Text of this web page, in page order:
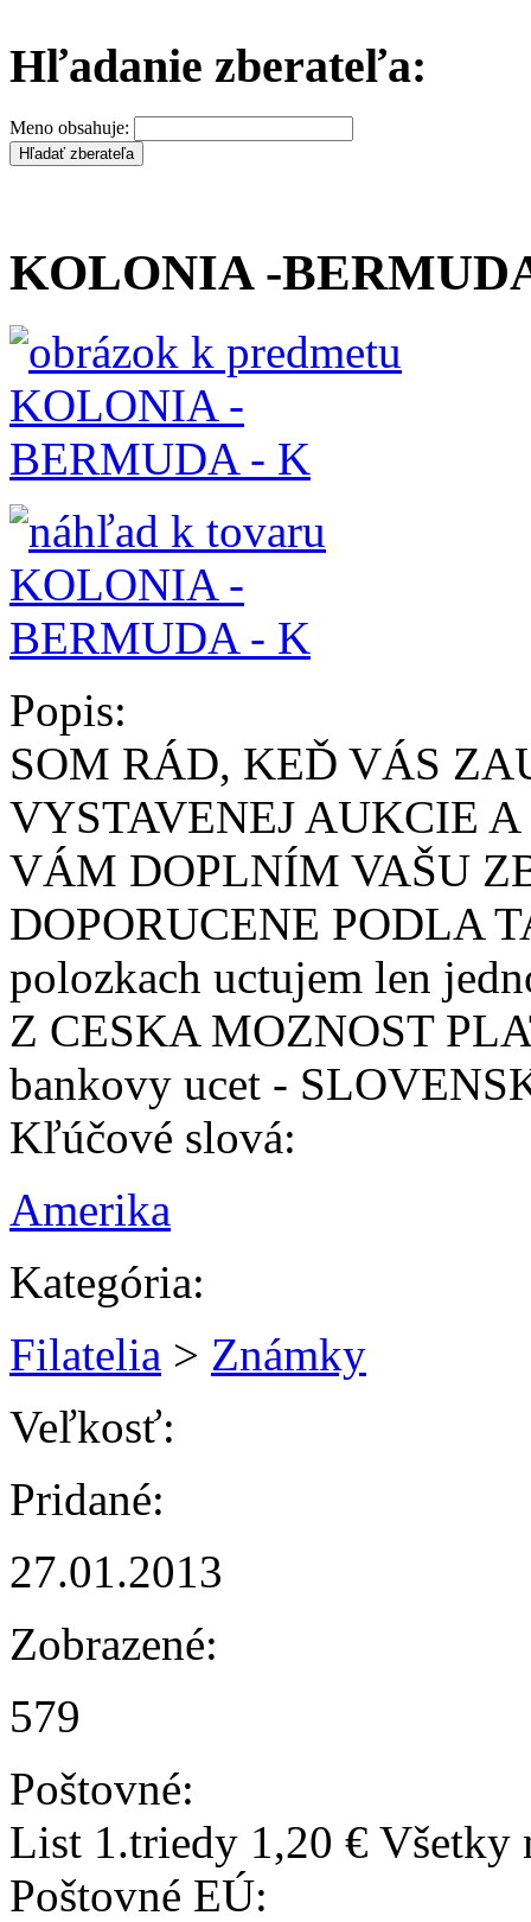
Hľadanie zberateľa:
Meno obsahuje:
KOLONIA -
Popis:
SOM RÁD, KEĎ VÁS
VYSTAVENEJ AUKCIE
VÁM DOPLNÍM VAŠU
DOPORUCENE PODLA
polozkach uctujem len
Z CESKA MOZNOST
bankovy ucet -
Kľúčové slová:
Amerika
Kategória:
Filatelia > Známky
Veľkosť:
Pridané:
27.01.2013
Zobrazené:
579
Poštovné:
List 1.triedy 1,20 € Všetky
Poštovné EÚ: